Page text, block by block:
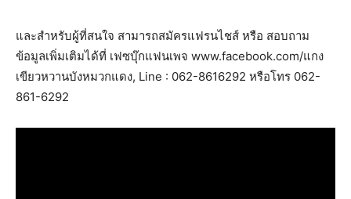
และสำหรับผู้ที่สนใจ สามารถสมัครแฟรนไชส์ หรือ สอบถาม
ข้อมูลเพิ่มเติมได้ที่ เฟซบุ๊กแฟนเพจ www.facebook.com/แกง
เขียวหวานบังหมวกแดง, Line : 062-8616292 หรือโทร 062-
861-6292